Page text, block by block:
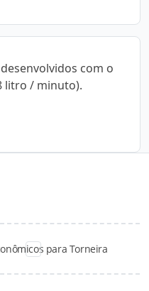
com o
litro / minuto).
para Torneira